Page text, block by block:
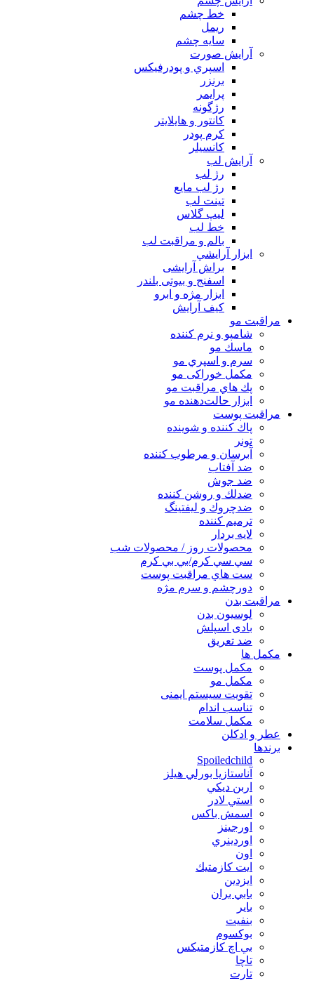
خط چشم
ريمل
سايه چشم
آرايش صورت
اسپري و پودرفيكس
برنزر
پرايمر
رژگونه
كانتور و هايلايتر
كرم پودر
كانسيلر
آرايش لب
رژ لب
رژ لب مایع
تینت لب
لیپ گلاس
خط لب
بالم و مراقبت لب
ابزار آرايشي
براش آرایشی
اسفنج و بیوتی بلندر
ابزار مژه و ابرو
کیف آرایش
مراقبت مو
شامپو و نرم كننده
ماسك مو
سرم و اسپري مو
مكمل خوراكی مو
پك هاي مراقبت مو
ابزار حالت‌دهنده مو
مراقبت پوست
پاك كننده و شوينده
تونر
آبرسان و مرطوب كننده
ضد آفتاب
ضد جوش
ضدلك و روشن كننده
ضدچروك و ليفتينگ
ترميم كننده
لايه بردار
محصولات روز / محصولات شب
سي سي كرم/بي بي كرم
ست هاي مراقبت پوست
دورچشم و سرم مژه
مراقبت بدن
لوسیون بدن
بادی اسپلش
ضد تعریق
مكمل ها
مکمل پوست
مکمل مو
تقویت سیستم ایمنی
تناسب اندام
مکمل سلامت
عطر و ادکلن
برندها
Spoiledchild
آناستازيا بورلي هيلز
اربن ديكي
استي لادر
اسمش باكس
اورجينز
اوردينري
اون
ايت كازمتيك
ايزدين
بابي بران
بایر
بنفيت
بوكسوم
بي اچ كازمتيكس
تاچا
تارت